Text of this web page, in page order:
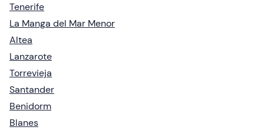
Tenerife
La Manga del Mar Menor
Altea
Lanzarote
Torrevieja
Santander
Benidorm
Blanes